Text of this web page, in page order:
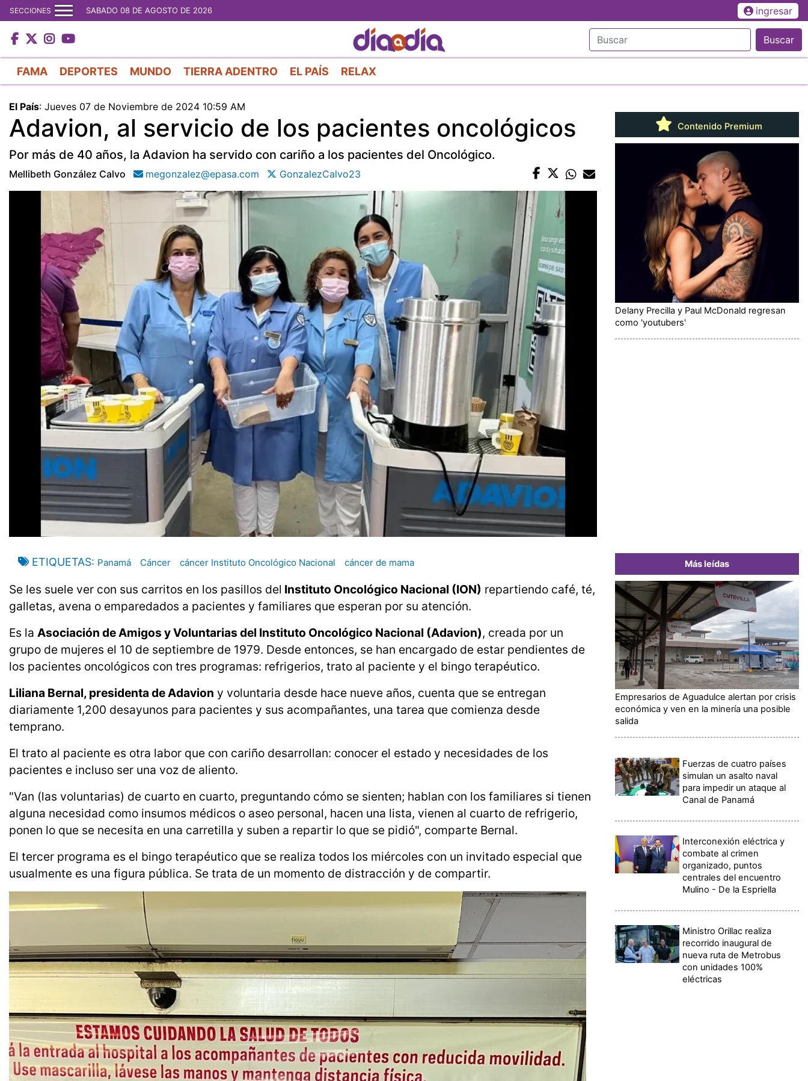
al
contenido
principal
SECCIONES SABADO 08 DE AGOSTO DE 2026 ingresar
Buscar
FAMA DEPORTES MUNDO TIERRA ADENTRO EL PAÍS RELAX
El País: Jueves 07 de Noviembre de 2024 10:59 AM
Adavion, al servicio de los pacientes oncológicos
Por más de 40 años, la Adavion ha servido con cariño a los pacientes del Oncológico.
Mellibeth González Calvo megonzalez@epasa.com GonzalezCalvo23
ETIQUETAS Panamá Cáncer cáncer Instituto Oncológico Nacional cáncer de mama
Se les suele ver con sus carritos en los pasillos del Instituto Oncológico Nacional (ION) repartiendo café, té,
galletas, avena o emparedados a pacientes y familiares que esperan por su atención.
Es la Asociación de Amigos y Voluntarias del Instituto Oncológico Nacional (Adavion), creada por un
grupo de mujeres el 10 de septiembre de 1979. Desde entonces, se han encargado de estar pendientes de
los pacientes oncológicos con tres programas: refrigerios, trato al paciente y el bingo terapéutico.
Liliana Bernal, presidenta de Adavion y voluntaria desde hace nueve años, cuenta que se entregan
diariamente 1,200 desayunos para pacientes y sus acompañantes, una tarea que comienza desde
temprano.
El trato al paciente es otra labor que con cariño desarrollan: conocer el estado y necesidades de los
pacientes e incluso ser una voz de aliento.
"Van (las voluntarias) de cuarto en cuarto, preguntando cómo se sienten; hablan con los familiares si tienen
alguna necesidad como insumos médicos o aseo personal, hacen una lista, vienen al cuarto de refrigerio,
ponen lo que se necesita en una carretilla y suben a repartir lo que se pidió", comparte Bernal.
El tercer programa es el bingo terapéutico que se realiza todos los miércoles con un invitado especial que
usualmente es una figura pública. Se trata de un momento de distracción y de compartir.
Contenido Premium
Delany Precilla y Paul McDonald regresan
como 'youtubers'
Más leídas
Empresarios de Aguadulce alertan por crisis
económica y ven en la minería una posible
salida
Fuerzas de cuatro países
simulan un asalto naval
para impedir un ataque al
Canal de Panamá
Interconexión eléctrica y
combate al crimen
organizado, puntos
centrales del encuentro
Mulino - De la Espriella
Ministro Orillac realiza
recorrido inaugural de
nueva ruta de Metrobus
con unidades 100%
eléctricas